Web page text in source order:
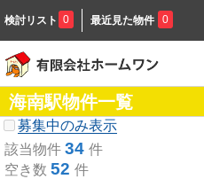
検討リスト 0 最近見た物件 0
海南駅物件一覧
募集中のみ表示
該当物件 34 件
空き数 52 件